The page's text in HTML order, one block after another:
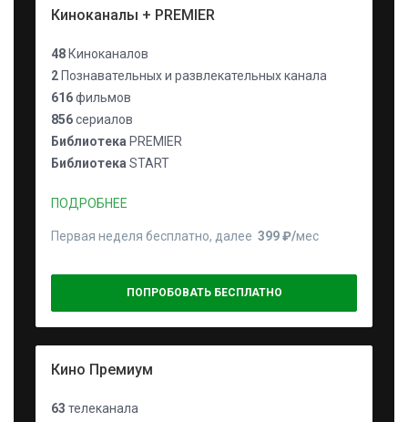
Киноканалы + PREMIER
48 Киноканалов
2 Познавательных и развлекательных канала
616фильмов
856сериалов
Библиотека PREMIER
Библиотека START
ПОДРОБНЕЕ
Первая неделя бесплатно, далее 399 ₽⁠/⁠мес
ПОПРОБОВАТЬ БЕСПЛАТНО
Кино Премиум
63 телеканала